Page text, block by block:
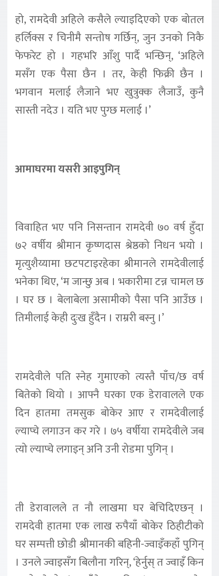
हो, रामदेवी अहिले कसैले ल्याइदिएको एक बोतल
हर्लिक्स र चिनीमै सन्तोष गर्छिन्, जुन उनको निकै
फेफरेट हो । गहभरि आँशु पार्दै भन्छिन्, ‘अहिले
मसँग एक पैसा छैन । तर, केही फिक्री छैन ।
भगवान मलाई लैजाने भए खुत्रुक्क लैजाउँ, कुनै
सास्ती नदेउ । यति भए पुग्छ मलाई ।’
आमाघरमा यसरी आइपुगिन्
विवाहित भए पनि निसन्तान रामदेवी ७० वर्ष हुँदा
७२ वर्षीय श्रीमान कृष्णदास श्रेष्ठको निधन भयो ।
मृत्युशैय्यामा छटपटाइरहेका श्रीमानले रामदेवीलाई
भनेका थिए, ‘म जान्छु अब । भकारीमा टन्न चामल छ
। घर छ । बेलाबेला असामीको पैसा पनि आउँछ ।
तिमीलाई केही दुःख हुँदैन । राम्ररी बस्नु ।’
रामदेवीले पति स्नेह गुमाएको त्यस्तै पाँच/छ वर्ष
बितेको थियो । आफ्नै घरका एक डेरावालले एक
दिन हातमा तमसुक बोकेर आए र रामदेवीलाई
ल्याप्चे लगाउन कर गरे । ७५ वर्षीया रामदेवीले जब
त्यो ल्याप्चे लगाइन् अनि उनी रोडमा पुगिन् ।
ती डेरावालले त नौ लाखमा घर बेचिदिएछन् ।
रामदेवी हातमा एक लाख रुपैयाँ बोकेर ठिहीटीको
घर सम्पत्ती छोडी श्रीमानकी बहिनी-ज्वाइँकहाँ पुगिन्
। उनले ज्वाइसँग बिलौना गरिन्, ‘हेर्नुस् त ज्वाइँ किन